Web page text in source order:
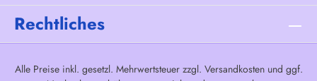
Rechtliches
Alle Preise inkl. gesetzl. Mehrwertsteuer zzgl. Versandkostenund ggf.